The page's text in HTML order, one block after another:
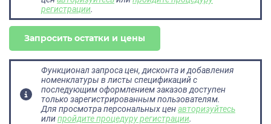
регистрации.
Запросить остатки и цены
Функционал запроса цен, дисконта и добавления
номенклатуры в листы спецификаций с
последующим оформлением заказов доступен
только зарегистрированным пользователям.
Для просмотра персональных ценавторизуйтесь
илипройдите процедуру регистрации.